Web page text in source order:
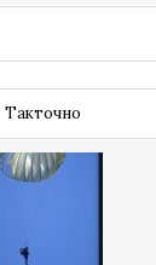
Такточно